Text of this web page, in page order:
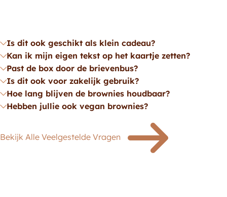
Is dit ook geschikt als klein cadeau?
Kan ik mijn eigen tekst op het kaartje zetten?
Past de box door de brievenbus?
Is dit ook voor zakelijk gebruik?
Hoe lang blijven de brownies houdbaar?
Hebben jullie ook vegan brownies?
Bekijk Alle Veelgestelde Vragen